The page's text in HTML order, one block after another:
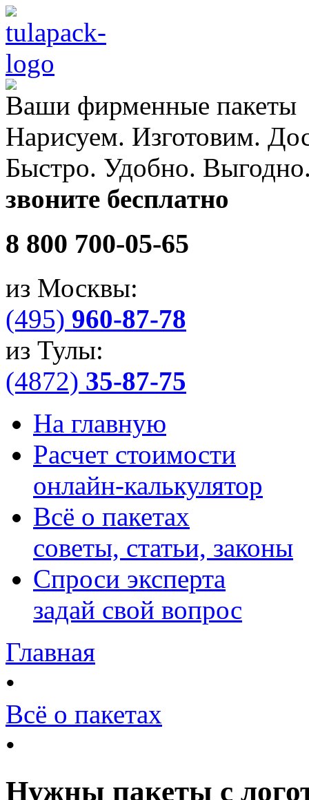
Ваши фирменные пакеты
Нарисуем. Изготовим.
Быстро. Удобно.
звоните бесплатно
8 800 700-05-65
из Москвы:
(495) 960-87-78
из Тулы:
(4872) 35-87-75
На главную
Расчет стоимости
онлайн-калькулятор
Всё о пакетах
советы, статьи, законы
Спроси эксперта
задай свой вопрос
Главная
•
Всё о пакетах
•
Нужны пакеты с